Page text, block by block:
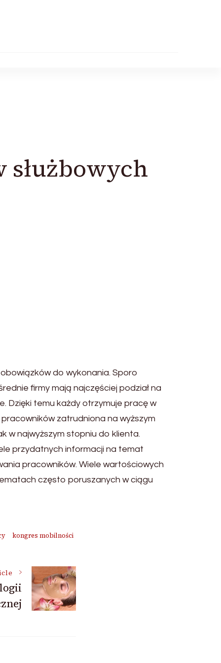
służbowych
do wykonania. Sporo
firmy mają najczęściej podział na
Dzięki temu każdy otrzymuje pracę w
zatrudniona na wyższym
w najwyższym stopniu do klienta.
przydatnych informacji na temat
pracowników. Wiele wartościowych
często poruszanych w ciągu
kongres mobilności